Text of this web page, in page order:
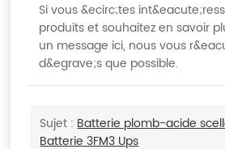
Si vous &ecirc;tes
produits et souhaitez en savoir
un message ici, nous vous
d&egrave;s que possible.
Sujet :Batterie plomb-acide
Batterie 3FM3 Ups